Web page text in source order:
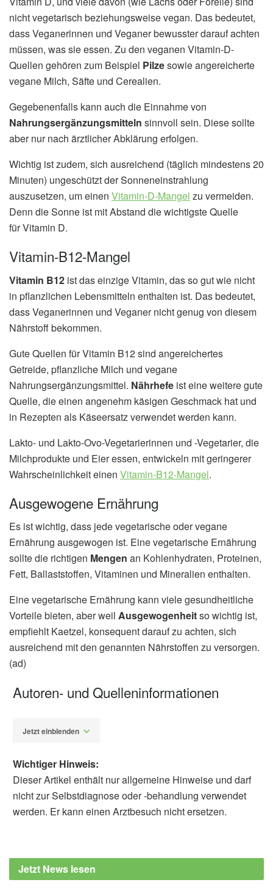
nicht vegetarisch beziehungsweise vegan. Das bedeutet,
dass Veganerinnen und Veganer bewusster darauf achten
müssen, was sie essen. Zu den veganen Vitamin-D-
Quellen gehören zum Beispiel Pilzesowie angereicherte
vegane Milch, Säfte und Cerealien.
Gegebenenfalls kann auch die Einnahme von
Nahrungsergänzungsmitteln sinnvoll sein. Diese sollte
aber nur nach ärztlicher Abklärung erfolgen.
Wichtig ist zudem, sich ausreichend (täglich mindestens 20
Minuten) ungeschützt der Sonneneinstrahlung
auszusetzen, um einen Vitamin-D-Mangel zu vermeiden.
Denn die Sonne ist mit Abstand die wichtigste Quelle
für Vitamin D.
Vitamin-B12-Mangel
Vitamin B12 ist das einzige Vitamin, das so gut wie nicht
in pflanzlichen Lebensmitteln enthalten ist. Das bedeutet,
dass Veganerinnen und Veganer nicht genug von diesem
Nährstoff bekommen.
Gute Quellen für Vitamin B12 sind angereichertes
Getreide, pflanzliche Milch und vegane
Nahrungsergänzungsmittel. Nährhefe ist eine weitere gute
Quelle, die einen angenehm käsigen Geschmack hat und
in Rezepten als Käseersatz verwendet werden kann.
Lakto- und Lakto-Ovo-Vegetarierinnen und -Vegetarier, die
Milchprodukte und Eier essen, entwickeln mit geringerer
Wahrscheinlichkeit einen Vitamin-B12-Mangel.
Ausgewogene Ernährung
Es ist wichtig, dass jede vegetarische oder vegane
Ernährung ausgewogen ist. Eine vegetarische Ernährung
sollte die richtigen Mengen an Kohlenhydraten, Proteinen,
Fett, Ballaststoffen, Vitaminen und Mineralien enthalten.
Eine vegetarische Ernährung kann viele gesundheitliche
Vorteile bieten, aber weil Ausgewogenheitso wichtig ist,
empfiehlt Kaetzel, konsequent darauf zu achten, sich
ausreichend mit den genannten Nährstoffen zu versorgen.
(ad)
Autoren- und Quelleninformationen
Jetzt einblenden
Vegetarian Diet, (Abruf: 01.02.2023),
Cleveland Clinic
Wichtiger Hinweis:
Dieser Artikel enthält nur allgemeine Hinweise und darf
nicht zur Selbstdiagnose oder -behandlung verwendet
werden. Er kann einen Arztbesuch nicht ersetzen.
Jetzt News lesen